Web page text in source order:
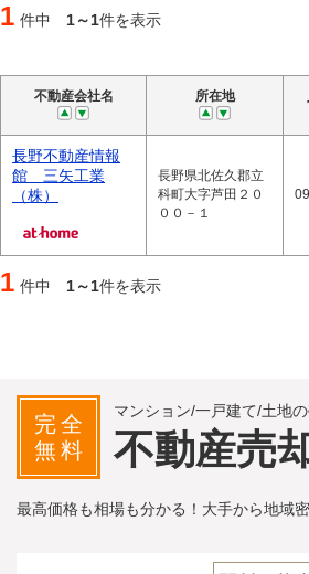
1 件中 1～1件を表示
不動産会社名 所在地
長野不動産情報
館 三矢工業
（株）
長野県北佐久郡立
科町大字芦田２０
００－１
1 件中 1～1件を表示
完全
無料
マンション/一戸建て/土地
不動産売
最高価格も相場も分かる！大手から地域密